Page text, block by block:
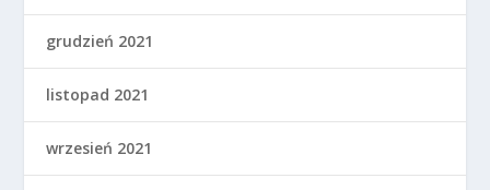
grudzień 2021
listopad 2021
wrzesień 2021